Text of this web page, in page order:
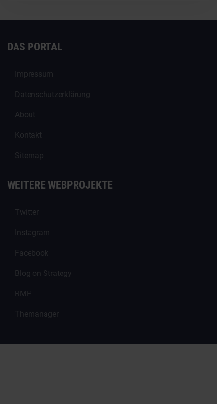
DAS PORTAL
Impressum
Datenschutzerklärung
About
Kontakt
Sitemap
WEITERE WEBPROJEKTE
Twitter
Instagram
Facebook
Blog on Strategy
RMP
Themanager